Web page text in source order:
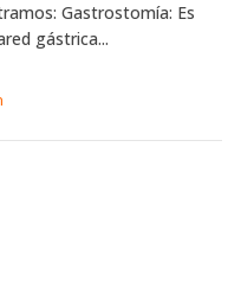
Gastrostomía: Es
gástrica...